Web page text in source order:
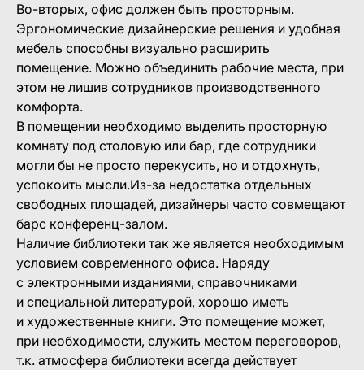
Во-вторых, офис должен быть просторным.
Эргономические дизайнерские решения и удобная
мебель способны визуально расширить
помещение. Можно объединить рабочие места, при
этом не лишив сотрудников производственного
комфорта.
В помещении необходимо выделить просторную
комнату под столовую или бар, где сотрудники
могли бы не просто перекусить, но и отдохнуть,
успокоить мысли.Из-за недостатка отдельных
свободных площадей, дизайнеры часто совмещают
барс конференц-залом.
Наличие библиотеки так же является необходимым
условием современного офиса. Наряду
с электронными изданиями, справочниками
и специальной литературой, хорошо иметь
и художественные книги. Это помещение может,
при необходимости, служить местом переговоров,
т.к. атмосфера библиотеки всегда действует